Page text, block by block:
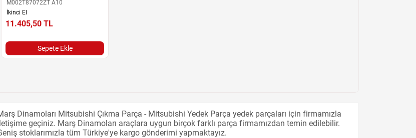
M002T87072ZT A10
İkinci El
11.405,50 TL
Sepete Ekle
Dinamoları Mitsubishi Çıkma Parça - Mitsubishi Yedek Parça yedek parçaları için firmamızla
geçiniz. Marş Dinamoları araçlara uygun birçok farklı parça firmamızdan temin edilebilir.
stoklarımızla tüm Türkiye'ye kargo gönderimi yapmaktayız.